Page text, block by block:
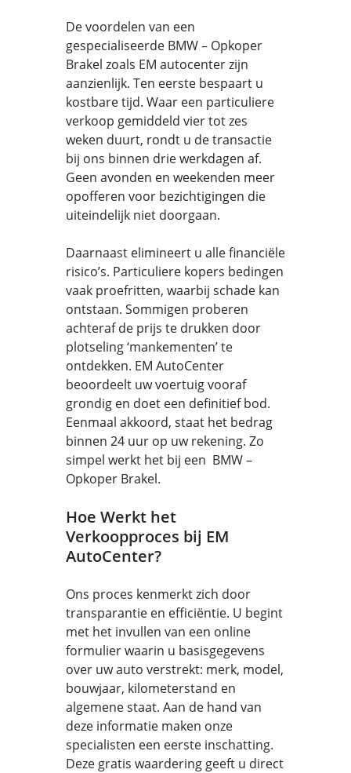
De voordelen van een
gespecialiseerde BMW – Opkoper
Brakel zoals EM autocenter zijn
aanzienlijk. Ten eerste bespaart u
kostbare tijd. Waar een particuliere
verkoop gemiddeld vier tot zes
weken duurt, rondt u de transactie
bij ons binnen drie werkdagen af.
Geen avonden en weekenden meer
opofferen voor bezichtigingen die
uiteindelijk niet doorgaan.
Daarnaast elimineert u alle financiële
risico’s. Particuliere kopers bedingen
vaak proefritten, waarbij schade kan
ontstaan. Sommigen proberen
achteraf de prijs te drukken door
plotseling ‘mankementen’ te
ontdekken. EM AutoCenter
beoordeelt uw voertuig vooraf
grondig en doet een definitief bod.
Eenmaal akkoord, staat het bedrag
binnen 24 uur op uw rekening. Zo
simpel werkt het bij een BMW –
Opkoper Brakel.
Hoe Werkt het
Verkoopproces bij EM
AutoCenter?
Ons proces kenmerkt zich door
transparantie en efficiëntie. U begint
met het invullen van een online
formulier waarin u basisgegevens
over uw auto verstrekt: merk, model,
bouwjaar, kilometerstand en
algemene staat. Aan de hand van
deze informatie maken onze
specialisten een eerste inschatting.
Deze gratis waardering geeft u direct